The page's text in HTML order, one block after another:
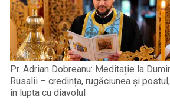
Pr. Adrian Dobreanu: Meditație la
Rusalii – credința, rugăciunea și
în lupta cu diavolul